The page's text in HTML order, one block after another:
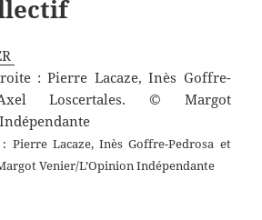
Pierre Lacaze, Inès Goffre-Pedrosa et
Venier/L’Opinion Indépendante